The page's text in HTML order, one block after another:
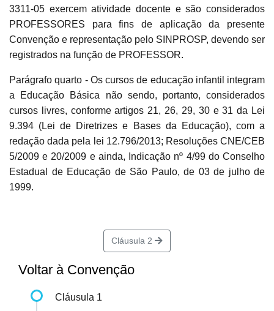
3311-05 exercem atividade docente e são considerados
PROFESSORES para fins de aplicação da presente
Convenção e representação pelo SINPROSP, devendo ser
registrados na função de PROFESSOR.
Parágrafo quarto - Os cursos de educação infantil integram
a Educação Básica não sendo, portanto, considerados
cursos livres, conforme artigos 21, 26, 29, 30 e 31 da Lei
9.394 (Lei de Diretrizes e Bases da Educação), com a
redação dada pela lei 12.796/2013; Resoluções CNE/CEB
5/2009 e 20/2009 e ainda, Indicação nº 4/99 do Conselho
Estadual de Educação de São Paulo, de 03 de julho de
1999.
Cláusula 2
Voltar à Convenção
Cláusula 1